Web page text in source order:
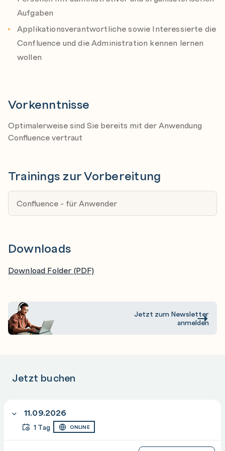
Berechtigungen
Content Tools
Ändern vom Look & Feel sowie Export von Spaces
Einpflegen von Seiten-Templates
Wiederherstellen & Archivieren
Administration von Seiten & Blogs
Erstellen und managen von Pages
Usern bei der Erstellung von häufig verwendeten
Pages unterstützen mit Blueprints und Templates
Aufgaben
Applikationsverantwortliche sowie Interessierte die
Confluence und die Administration kennen lernen
wollen
Vorkenntnisse
Optimalerweise sind Sie bereits mit der Anwendung
Confluence vertraut
Trainings zur Vorbereitung
Confluence - für Anwender
Downloads
Download Folder (PDF)
Jetzt zum Newsletter
anmelden
Jetzt buchen
11.09.2026
1 Tag ONLINE